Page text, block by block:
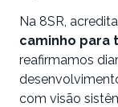
Na 8SR,
caminho para
reafirmamos
com visão